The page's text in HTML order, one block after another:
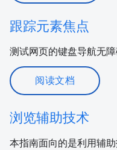
跟踪元素焦点
测试网页的键盘导航无障
阅读文档
浏览辅助技术
本指南面向的是利用辅